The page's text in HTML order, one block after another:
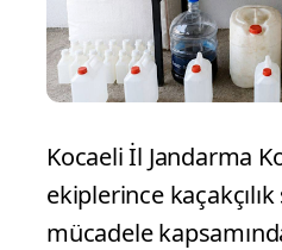
Kocaeli İl Jandarma
ekiplerince kaçakçılık
mücadele